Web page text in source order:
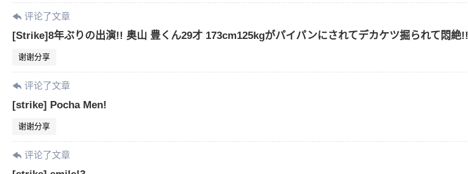
评论了文章
[Strike]8年ぶりの出演!! 奥山 豊くん29才 173cm125kgがパイパンにされてデカケツ掘られて悶絶!!
谢谢分享
评论了文章
[strike] Pocha Men!
谢谢分享
评论了文章